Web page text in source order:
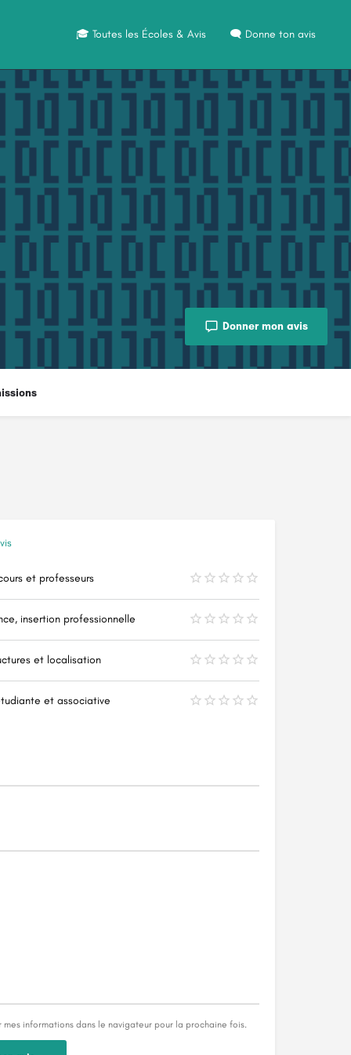
🎓 Toutes les Écoles & Avis 🗨️ Donne ton avis
Donner mon avis
et professeurs
insertion professionnelle
et localisation
et associative
mes informations dans le navigateur pour la prochaine fois.